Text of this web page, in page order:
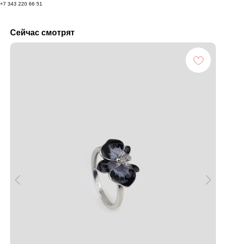
+7 343 220 66 51
Сейчас смотрят